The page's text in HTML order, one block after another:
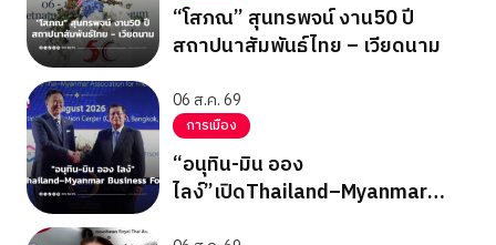
“โสภณ” สุนทรพจน์ งาน50 ปี
สถาปนาสัมพันธ์ไทย – เวียดนาม
06 ส.ค. 69
การเมือง
“อนุทิน-มิน ออง
ไลง์”เปิดThailand–Myanmar